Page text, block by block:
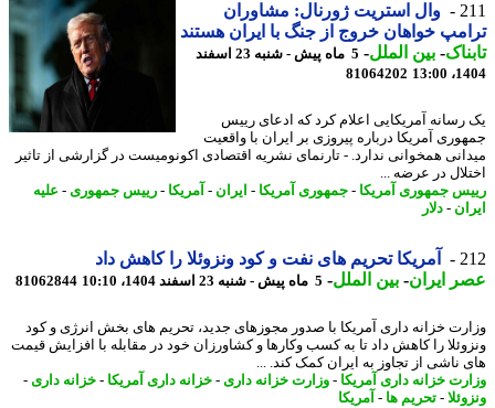
وال استریت ژورنال: مشاوران
خواهان خروج از جنگ با ایران هستند
-بین الملل-
5 ماه پیش - شنبه 23 اسفند
81064202
آمریکایی اعلام کرد که ادعای رییس
آمریکا درباره پیروزی بر ایران با واقعیت
همخوانی ندارد. - تارنمای نشریه اقتصادی اکونومیست در گزارشی از تاثیر
در عرضه ...
جمهوری آمریکا- جمهوری آمریکا- ایران - آمریکا- رییس جمهوری- علیه
- دلار
آمریکا تحریم های نفت و کود ونزوئلا را کاهش داد
ایران- بین الملل-5 ماه پیش - شنبه 23 اسفند 1404، 10:10 81062844
خزانه داری آمریکا با صدور مجوزهای جدید، تحریم های بخش انرژی و کود
را کاهش داد تا به کسب وکارها و کشاورزان خود در مقابله با افزایش قیمت
ناشی از تجاوز به ایران کمک کند. ...
خزانه داری آمریکا- وزارت خزانه داری- خزانه داری آمریکا- خزانه داری-
-تحریم ها- آمریکا